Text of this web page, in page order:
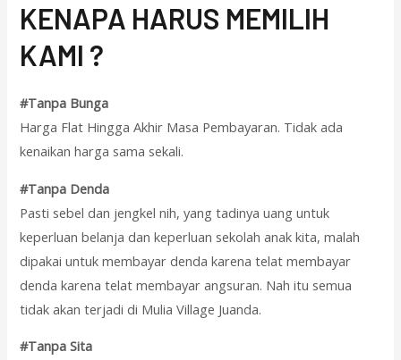
KENAPA HARUS MEMILIH
KAMI ?
#Tanpa Bunga
Harga Flat Hingga Akhir Masa Pembayaran. Tidak ada
kenaikan harga sama sekali.
#Tanpa Denda
Pasti sebel dan jengkel nih, yang tadinya uang untuk
keperluan belanja dan keperluan sekolah anak kita, malah
dipakai untuk membayar denda karena telat membayar
denda karena telat membayar angsuran. Nah itu semua
tidak akan terjadi di Mulia Village Juanda.
#Tanpa Sita